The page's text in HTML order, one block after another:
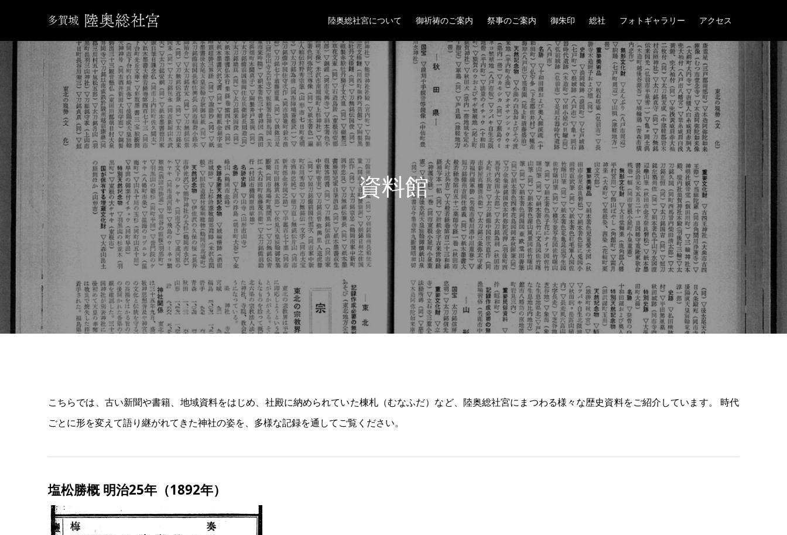
陸奥総社宮について 御祈祷のご案内 祭事のご案内 御朱印 総社 フォトギャラリー アクセス
資料館
こちらでは、古い新聞や書籍、地域資料をはじめ、社殿に納められていた棟札（むなふだ）など、陸奥総社宮にまつわる様々な歴史資料をご紹介しています。 時代
ごとに形を変えて語り継がれてきた神社の姿を、多様な記録を通してご覧ください。
塩松勝概 明治25年（1892年）